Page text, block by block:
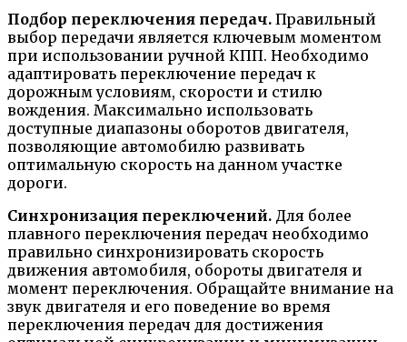
Подбор переключения передач. Правильный
выбор передачи является ключевым моментом
при использовании ручной КПП. Необходимо
адаптировать переключение передач к
дорожным условиям, скорости и стилю
вождения. Максимально использовать
доступные диапазоны оборотов двигателя,
позволяющие автомобилю развивать
оптимальную скорость на данном участке
дороги.
Синхронизация переключений. Для более
плавного переключения передач необходимо
правильно синхронизировать скорость
движения автомобиля, обороты двигателя и
момент переключения. Обращайте внимание на
звук двигателя и его поведение во время
переключения передач для достижения